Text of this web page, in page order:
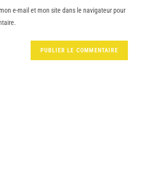
e-mail et mon site dans le navigateur pour